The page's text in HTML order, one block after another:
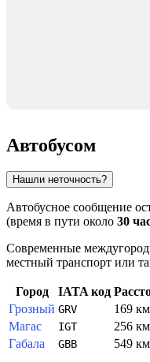
Автобусом
Нашли неточность?
Автобусное сообщение
(время в пути около 30
Современные
местный транспорт или
Город IATA код
Грозный GRV 169 км
Магас
IGT 256 км
Габала
GBB 549 км